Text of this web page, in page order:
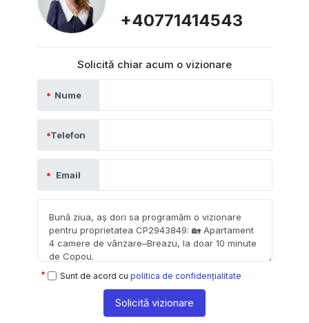
+40771414543
Solicită chiar acum o vizionare
Nume
Telefon
Email
Sunt de acord cu politica de confidențialitate
Solicită vizionare